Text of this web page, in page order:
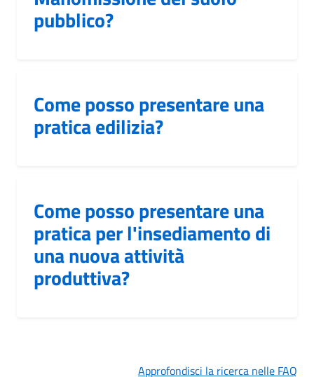
pubblico?
Come posso presentare una
pratica edilizia?
Come posso presentare una
pratica per l'insediamento di
una nuova attività
produttiva?
Approfondisci la ricerca nelle FAQ